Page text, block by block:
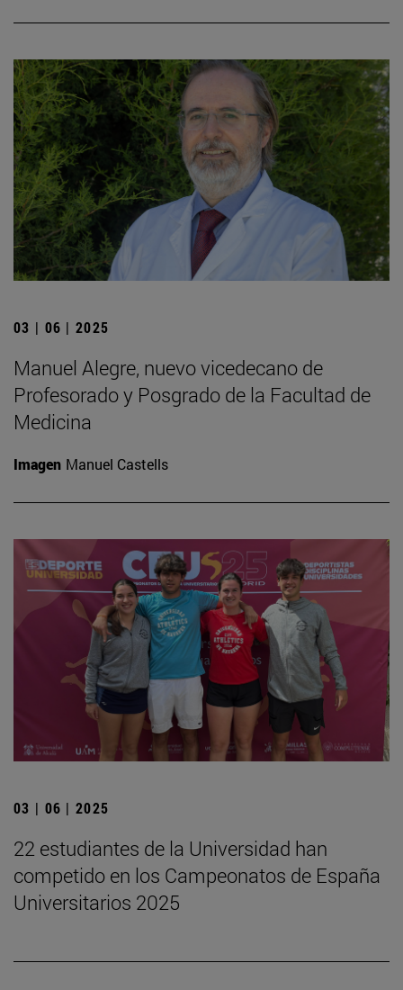
03 | 06 | 2025
Manuel Alegre, nuevo vicedecano de
Profesorado y Posgrado de la Facultad de
Medicina
Imagen Manuel Castells
03 | 06 | 2025
22 estudiantes de la Universidad han
competido en los Campeonatos de España
Universitarios 2025